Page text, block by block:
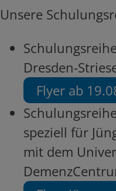
Unsere
Dresden-
Flyer ab
speziell für
mit dem